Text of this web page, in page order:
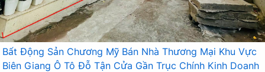
Bất Động Sản Chương Mỹ Bán Nhà Thương Mại Khu Vực
Biên Giang Ô Tô Đỗ Tận Cửa Gần Trục Chính Kinh Doanh